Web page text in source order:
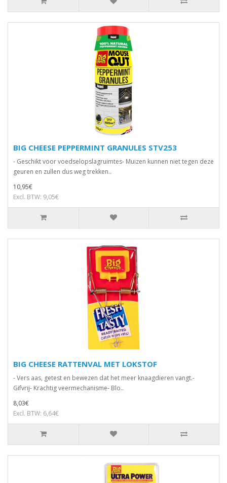
BIG CHEESE PEPPERMINT GRANULES STV253
- Geschikt voor voedselopslagruimtes- Muizen kunnen niet tegen deze
geuren en zullen dus weg trekken..
10,95€
Excl. BTW: 9,05€
BIG CHEESE RATTENVAL MET LOKSTOF
- Vers aas, getest en bewezen dat het meer knaagdieren vangt.-
Gifvrij- Krachtig veermechanisme- Blo..
8,03€
Excl. BTW: 6,64€